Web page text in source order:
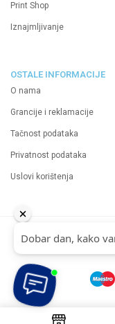
Print Shop
Iznajmljivanje
OSTALE INFORMACIJE
O nama
Grancije i reklamacije
Tačnost podataka
Privatnost podataka
Uslovi korištenja